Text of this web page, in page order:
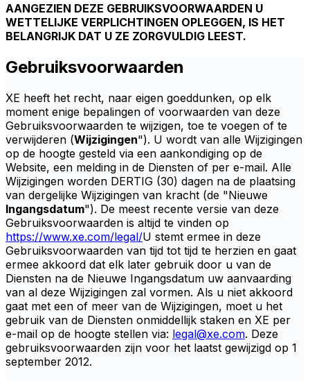
AANGEZIEN DEZE GEBRUIKSVOORWAARDEN U
WETTELIJKE VERPLICHTINGEN OPLEGGEN, IS HET
BELANGRIJK DAT U ZE ZORGVULDIG LEEST.
Gebruiksvoorwaarden
XE heeft het recht, naar eigen goeddunken, op elk
moment enige bepalingen of voorwaarden van deze
Gebruiksvoorwaarden te wijzigen, toe te voegen of te
verwijderen (Wijzigingen"). U wordt van alle Wijzigingen
op de hoogte gesteld via een aankondiging op de
Website, een melding in de Diensten of per e-mail. Alle
Wijzigingen worden DERTIG (30) dagen na de plaatsing
van dergelijke Wijzigingen van kracht (de "Nieuwe
Ingangsdatum"). De meest recente versie van deze
Gebruiksvoorwaarden is altijd te vinden op
https://www.xe.com/legal/U stemt ermee in deze
Gebruiksvoorwaarden van tijd tot tijd te herzien en gaat
ermee akkoord dat elk later gebruik door u van de
Diensten na de Nieuwe Ingangsdatum uw aanvaarding
van al deze Wijzigingen zal vormen. Als u niet akkoord
gaat met een of meer van de Wijzigingen, moet u het
gebruik van de Diensten onmiddellijk staken en XE per
e-mail op de hoogte stellen via: legal@xe.com. Deze
gebruiksvoorwaarden zijn voor het laatst gewijzigd op 1
september 2012.